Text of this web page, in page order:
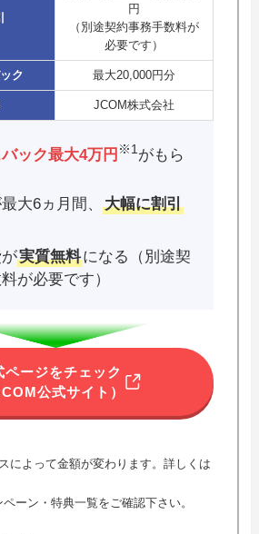
円
（別途契約事務手数料が
必要です）
ク 最大20,000円分
JCOM株式会社
ック最大4万円 ※1 がもら
大6ヵ月間、
大幅に割引
実質無料になる（別途契
が必要です）
ページをチェック
公式サイト）
によって金額が変わります。詳しくは
ーン・特典一覧をご確認下さい。